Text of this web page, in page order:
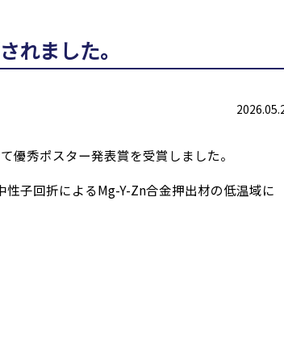
れました。
優秀ポスター発表賞を受賞しました。
子回折によるMg-Y-Zn合金押出材の低温域に